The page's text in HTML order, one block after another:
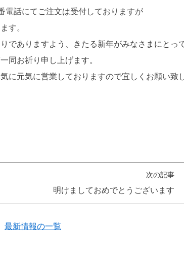
電話にてご注文は受付しておりますが
す。
でありますよう、きたる新年がみなさまにとっ
同お祈り申し上げます。
に元気に営業しておりますので宜しくお願い致
次の記事
明けましておめでとうございます
最新情報の一覧